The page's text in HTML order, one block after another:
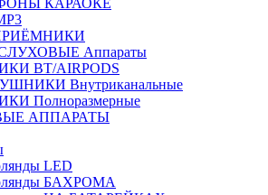
КАРАОКЕ
Аппараты
BT/AIRPODS
Внутриканальные
Полноразмерные
АППАРАТЫ
LED
БАХРОМА